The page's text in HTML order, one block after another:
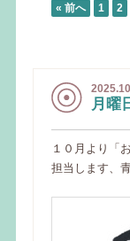
« 前へ 1 2
月曜
１０月より「
担当します、